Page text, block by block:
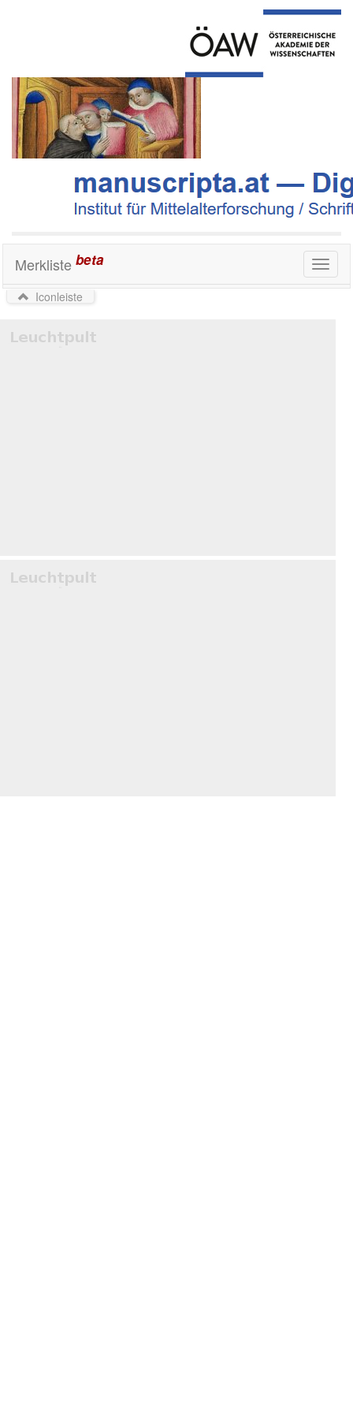
Toggle
Merkliste beta
Iconleiste